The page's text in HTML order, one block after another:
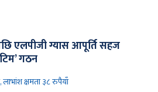
एलपीजी ग्यास आपूर्ति सहज
गठन